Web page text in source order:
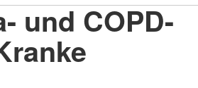
und COPD-